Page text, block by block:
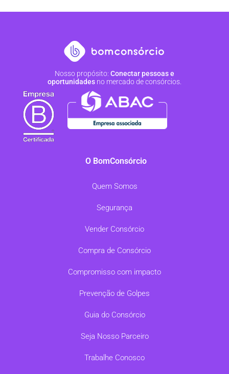
Nosso propósito: Conectar pessoas e
oportunidades no mercado de consórcios.
O BomConsórcio
Quem Somos
Segurança
Vender Consórcio
Compra de Consórcio
Compromisso com impacto
Prevenção de Golpes
Guia do Consórcio
Seja Nosso Parceiro
Trabalhe Conosco